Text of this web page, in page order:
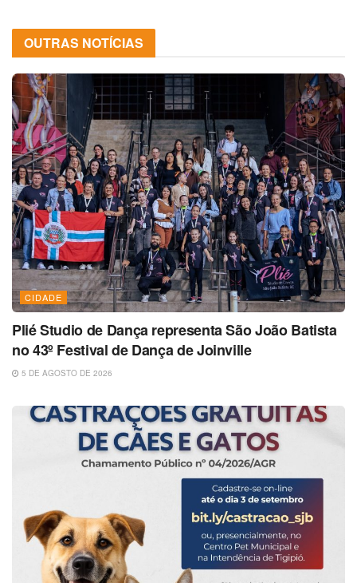
OUTRAS NOTÍCIAS
CIDADE
Plié Studio de Dança representa São João Batista
no 43º Festival de Dança de Joinville
5 DE AGOSTO DE 2026